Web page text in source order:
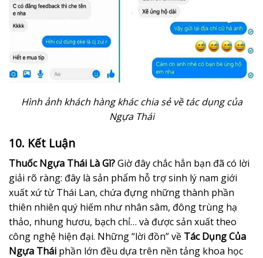
Hình ảnh khách hàng khác chia sẻ về tác dụng của
Ngựa Thái
10. Kết Luận
Thuốc Ngựa Thái Là Gì?Giờ đây chắc hẳn bạn đã có lời
giải rõ ràng: đây là sản phẩm hỗ trợ sinh lý nam giới
xuất xứ từ Thái Lan, chứa đựng những thành phần
thiên nhiên quý hiếm như nhân sâm, đông trùng hạ
thảo, nhung hươu, bạch chỉ… và được sản xuất theo
công nghệ hiện đại. Những “lời đồn” về Tác Dụng Của
Ngựa Thái phần lớn đều dựa trên nền tảng khoa học